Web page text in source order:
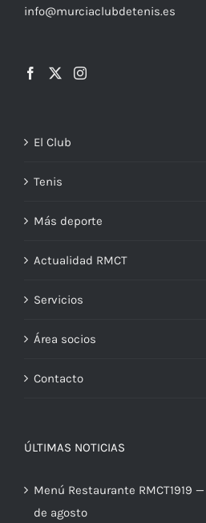
info@murciaclubdetenis.es
El Club
Tenis
Más deporte
Actualidad RMCT
Servicios
Área socios
Contacto
ÚLTIMAS NOTICIAS
Menú Restaurante RMCT1919
de agosto